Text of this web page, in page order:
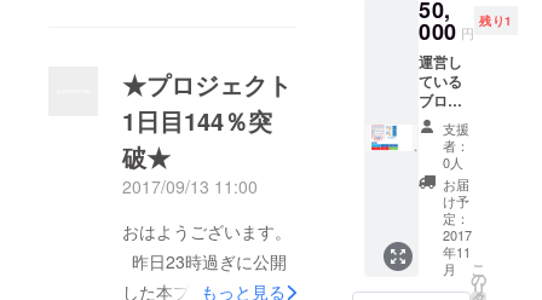
が、めちゃくちゃめん
どくさいですね。 今
日は台風なので銭湯上
がりにびちゃびちゃに
クビクしています。
給湯器を盗難されたの
★プロジェクト
1日目144％突
破★
2017/09/13 11:00
おはようございます。
昨日23時過ぎに公開
した本プロジェクトで
もっと見る
カルガ
モ？
の上可
能で
す。 ・
期間中
は何度
でもバ
ナー変
更に応
じま
す。 ・
バナー
はそち
らでご
用意し
たもの
左側
は、当
ブログ
で２番
目にク
リック
率のい
い場所
です。
スマホ
版では
表示さ
れず、
PCから
見たと
50,
000 円
残り1
運営し
ている
ブログ
（http://
kishiko
rofreee.
com/）
の記事
下広告
左側に
あなた
のバ
ナーを
支援
者：
0人
お届
け予
定：
2017
年11
月
こ
の
リ